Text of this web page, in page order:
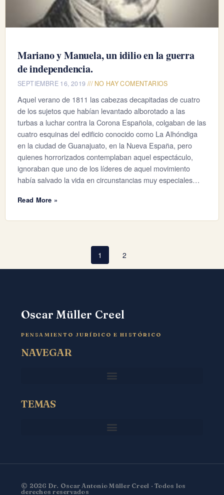
Mariano y Manuela, un idilio en la guerra
de independencia.
SEPTIEMBRE 16, 2019 NO HAY COMENTARIOS
Aquel verano de 1811 las cabezas decapitadas de cuatro
de los sujetos que habían levantado alborotado a las
turbas a luchar contra la Corona Española, colgaban de las
cuatro esquinas del edificio conocido como La Alhóndiga
en la ciudad de Guanajuato, en la Nueva España, pero
quienes horrorizados contemplaban aquel espectáculo,
ignoraban que uno de los líderes de aquel movimiento
había salvado la vida en circunstancias muy especiales…
Read More »
1 2
Oscar Müller Creel
PENSAMIENTO JURÍDICO E HISTÓRICO
NAVEGAR
TEMAS
© 2026 Dr. Oscar Antonio Müller Creel · Todos los
derechos reservados